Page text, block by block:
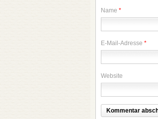
Name *
E-Mail-Adresse *
Website